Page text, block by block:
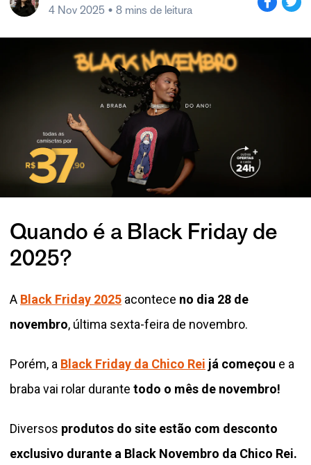
4 Nov 2025 • 8 mins de leitura
Quando é a Black Friday de
2025?
A Black Friday 2025 acontece no dia 28 de
novembro, última sexta-feira de novembro.
Porém, a Black Friday da Chico Rei já começou e a
braba vai rolar durante todo o mês de novembro!
Diversos produtos do site estão com desconto
exclusivo durante a Black Novembro da Chico Rei.